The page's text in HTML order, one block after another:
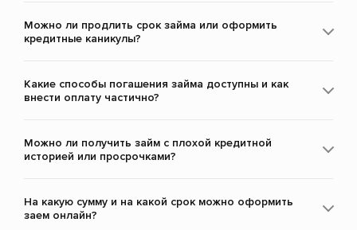
Можно ли продлить срок займа или оформить
кредитные каникулы?
Какие способы погашения займа доступны и как
внести оплату частично?
Можно ли получить займ с плохой кредитной
историей или просрочками?
На какую сумму и на какой срок можно оформить
заем онлайн?